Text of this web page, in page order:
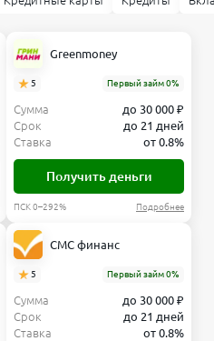
700 ₽/юр.
лицам
Безлимит
лицам
мес
Вывод
себе
мес
тариф
Greenmoney
5 Первый займ 0%
Сумма
до 30 000 ₽
Срок
до 21 дней
Ставка
от 0.8%
Получить деньги
ПСК 0–292% Подробнее
СМС финанс
5 Первый займ 0%
Сумма
до 30 000 ₽
Срок
до 21 дней
Ставка
от 0.8%